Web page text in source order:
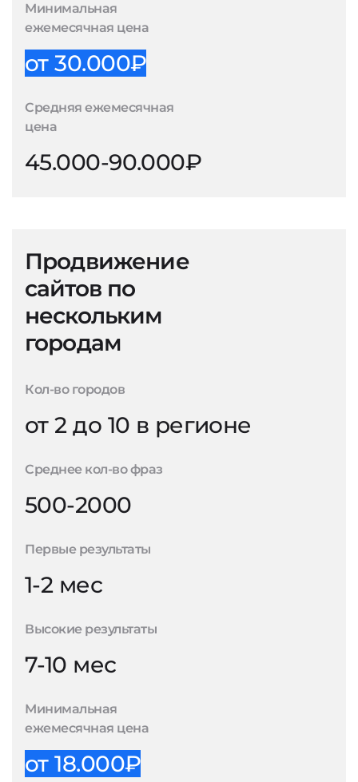
Минимальная
ежемесячная цена
от 30.000₽
Средняя ежемесячная
цена
45.000-90.000₽
Продвижение
сайтов по
нескольким
городам
Кол-во городов
от 2 до 10 в регионе
Среднее кол-во фраз
500-2000
Первые результаты
1-2 мес
Высокие результаты
7-10 мес
Минимальная
ежемесячная цена
от 18.000₽